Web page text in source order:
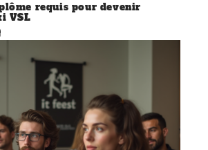
requis pour devenir
VSL